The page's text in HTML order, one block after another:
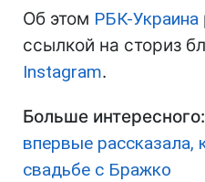
Об этом РБК-Украина
ссылкой на сториз
Іnstagram.
Больше интересного:
впервые рассказала,
свадьбе с Бражко